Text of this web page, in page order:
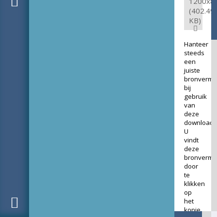
(402.49
KB)
Hanteer
steeds
een
juiste
bij
gebruik
van
deze
download.
U
vindt
deze
door
te
klikken
op
het
kopje